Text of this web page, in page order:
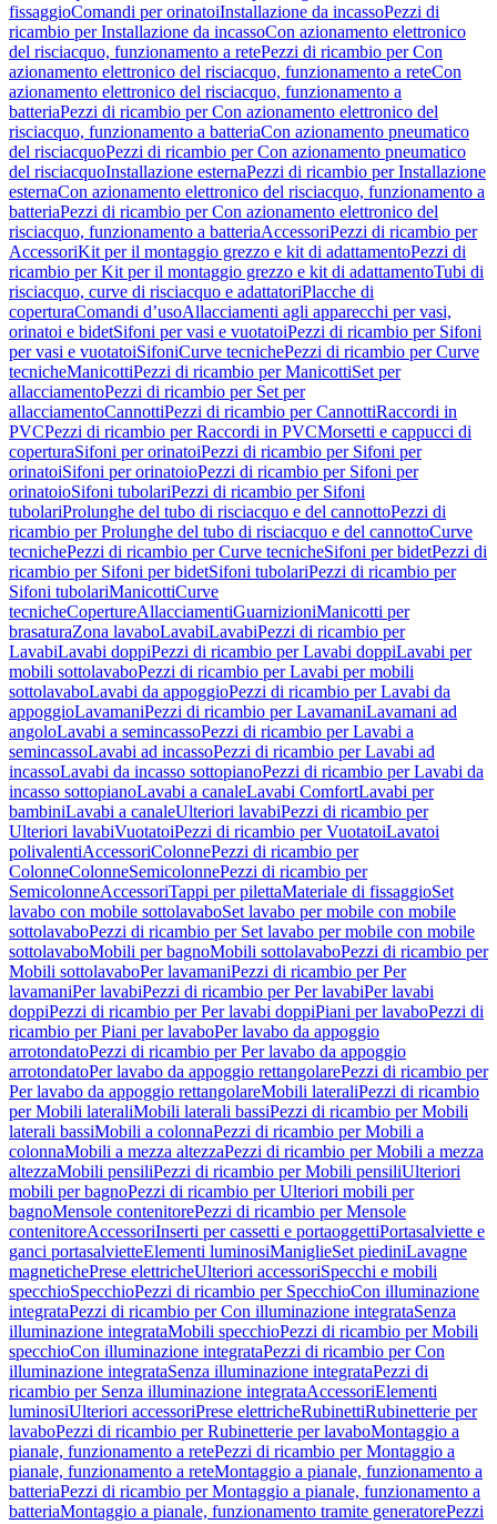
fissaggioComandi per orinatoiInstallazione da incassoPezzi di
ricambio per Installazione da incassoCon azionamento elettronico
del risciacquo, funzionamento a retePezzi di ricambio per Con
azionamento elettronico del risciacquo, funzionamento a reteCon
azionamento elettronico del risciacquo, funzionamento a
batteriaPezzi di ricambio per Con azionamento elettronico del
risciacquo, funzionamento a batteriaCon azionamento pneumatico
del risciacquoPezzi di ricambio per Con azionamento pneumatico
del risciacquoInstallazione esternaPezzi di ricambio per Installazione
esternaCon azionamento elettronico del risciacquo, funzionamento a
batteriaPezzi di ricambio per Con azionamento elettronico del
risciacquo, funzionamento a batteriaAccessoriPezzi di ricambio per
AccessoriKit per il montaggio grezzo e kit di adattamentoPezzi di
ricambio per Kit per il montaggio grezzo e kit di adattamentoTubi di
risciacquo, curve di risciacquo e adattatoriPlacche di
coperturaComandi d’usoAllacciamenti agli apparecchi per vasi,
orinatoi e bidetSifoni per vasi e vuotatoiPezzi di ricambio per Sifoni
per vasi e vuotatoiSifoniCurve tecnichePezzi di ricambio per Curve
tecnicheManicottiPezzi di ricambio per ManicottiSet per
allacciamentoPezzi di ricambio per Set per
allacciamentoCannottiPezzi di ricambio per CannottiRaccordi in
PVCPezzi di ricambio per Raccordi in PVCMorsetti e cappucci di
coperturaSifoni per orinatoiPezzi di ricambio per Sifoni per
orinatoiSifoni per orinatoioPezzi di ricambio per Sifoni per
orinatoioSifoni tubolariPezzi di ricambio per Sifoni
tubolariProlunghe del tubo di risciacquo e del cannottoPezzi di
ricambio per Prolunghe del tubo di risciacquo e del cannottoCurve
tecnichePezzi di ricambio per Curve tecnicheSifoni per bidetPezzi di
ricambio per Sifoni per bidetSifoni tubolariPezzi di ricambio per
Sifoni tubolariManicottiCurve
tecnicheCopertureAllacciamentiGuarnizioniManicotti per
brasaturaZona lavaboLavabiLavabiPezzi di ricambio per
LavabiLavabi doppiPezzi di ricambio per Lavabi doppiLavabi per
mobili sottolavaboPezzi di ricambio per Lavabi per mobili
sottolavaboLavabi da appoggioPezzi di ricambio per Lavabi da
appoggioLavamaniPezzi di ricambio per LavamaniLavamani ad
angoloLavabi a semincassoPezzi di ricambio per Lavabi a
semincassoLavabi ad incassoPezzi di ricambio per Lavabi ad
incassoLavabi da incasso sottopianoPezzi di ricambio per Lavabi da
incasso sottopianoLavabi a canaleLavabi ComfortLavabi per
bambiniLavabi a canaleUlteriori lavabiPezzi di ricambio per
Ulteriori lavabiVuotatoiPezzi di ricambio per VuotatoiLavatoi
polivalentiAccessoriColonnePezzi di ricambio per
ColonneColonneSemicolonnePezzi di ricambio per
SemicolonneAccessoriTappi per pilettaMateriale di fissaggioSet
lavabo con mobile sottolavaboSet lavabo per mobile con mobile
sottolavaboPezzi di ricambio per Set lavabo per mobile con mobile
sottolavaboMobili per bagnoMobili sottolavaboPezzi di ricambio per
Mobili sottolavaboPer lavamaniPezzi di ricambio per Per
lavamaniPer lavabiPezzi di ricambio per Per lavabiPer lavabi
doppiPezzi di ricambio per Per lavabi doppiPiani per lavaboPezzi di
ricambio per Piani per lavaboPer lavabo da appoggio
arrotondatoPezzi di ricambio per Per lavabo da appoggio
arrotondatoPer lavabo da appoggio rettangolarePezzi di ricambio per
Per lavabo da appoggio rettangolareMobili lateraliPezzi di ricambio
per Mobili lateraliMobili laterali bassiPezzi di ricambio per Mobili
laterali bassiMobili a colonnaPezzi di ricambio per Mobili a
colonnaMobili a mezza altezzaPezzi di ricambio per Mobili a mezza
altezzaMobili pensiliPezzi di ricambio per Mobili pensiliUlteriori
mobili per bagnoPezzi di ricambio per Ulteriori mobili per
bagnoMensole contenitorePezzi di ricambio per Mensole
contenitoreAccessoriInserti per cassetti e portaoggettiPortasalviette e
ganci portasalvietteElementi luminosiManiglieSet piediniLavagne
magnetichePrese elettricheUlteriori accessoriSpecchi e mobili
specchioSpecchioPezzi di ricambio per SpecchioCon illuminazione
integrataPezzi di ricambio per Con illuminazione integrataSenza
illuminazione integrataMobili specchioPezzi di ricambio per Mobili
specchioCon illuminazione integrataPezzi di ricambio per Con
illuminazione integrataSenza illuminazione integrataPezzi di
ricambio per Senza illuminazione integrataAccessoriElementi
luminosiUlteriori accessoriPrese elettricheRubinettiRubinetterie per
lavaboPezzi di ricambio per Rubinetterie per lavaboMontaggio a
pianale, funzionamento a retePezzi di ricambio per Montaggio a
pianale, funzionamento a reteMontaggio a pianale, funzionamento a
batteriaPezzi di ricambio per Montaggio a pianale, funzionamento a
batteriaMontaggio a pianale, funzionamento tramite generatorePezzi